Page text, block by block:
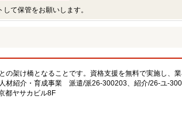
て保管をお願いします。
の架け橋となることです。資格支援を無料で実施し、
材紹介・育成事業 派遣/派26-300203、紹介/26-ユ-
都ヤサカビル8F